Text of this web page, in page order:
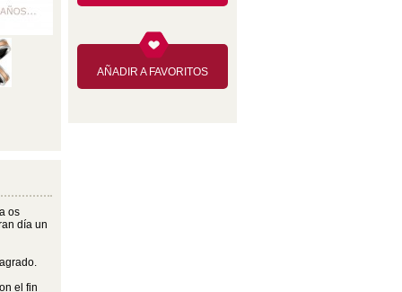
os
día un
el fin
AÑADIR A FAVORITOS